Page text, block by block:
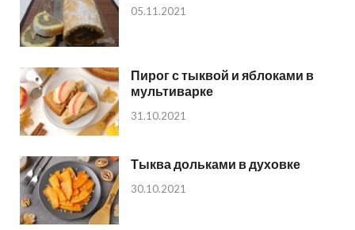
05.11.2021
Пирог с тыквой и яблоками в
мультиварке
31.10.2021
Тыква дольками в духовке
30.10.2021